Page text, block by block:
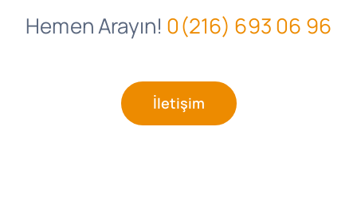
Hemen Arayın! 0(216) 693 06 96
İletişim